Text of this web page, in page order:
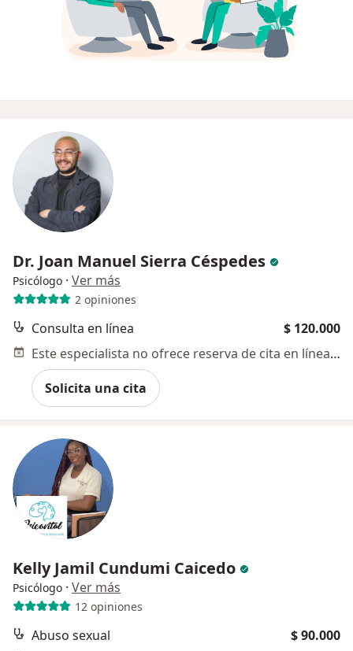
Dr. Joan Manuel Sierra Céspedes
Psicólogo · Ver más
2 opiniones
Consulta en línea
$ 120.000
Este especialista no ofrece reserva de cita en línea en esta dirección.
Solicita una cita
Kelly Jamil Cundumi Caicedo
Psicólogo · Ver más
12 opiniones
Abuso sexual
$ 90.000